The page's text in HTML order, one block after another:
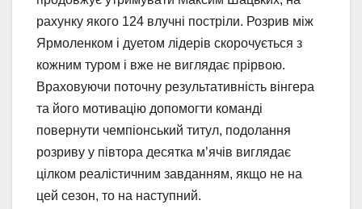
рахунку якого 124 влучні постріли. Розрив між
Ярмоленком і дуетом лідерів скорочується з
кожним туром і вже не виглядає прірвою.
Враховуючи поточну результативність вінгера
та його мотивацію допомогти команді
повернути чемпіонський титул, подолання
розриву у півтора десятка м’ячів виглядає
цілком реалістичним завданням, якщо не на
цей сезон, то на наступний.